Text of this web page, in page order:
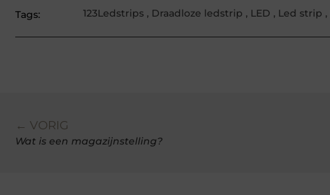
Tags: 123Ledstrips, Draadloze ledstrip , LED , Led strip ,
← VORIG
Wat is een magazijnstelling?